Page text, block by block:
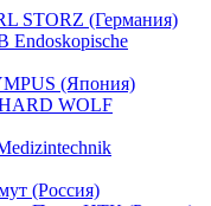
STORZ (Германия)
Endoskopische
(Япония)
WOLF
(Россия)